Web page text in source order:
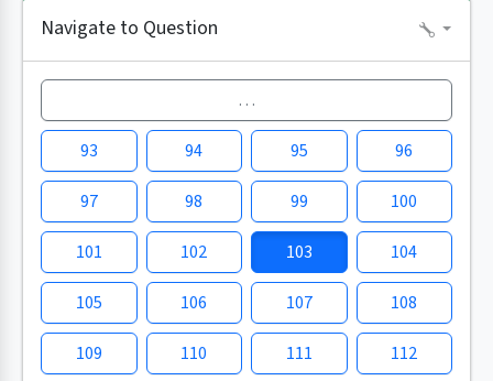
Navigate to Question
…
93 94 95 96
97 98 99 100
101 102 103 104
105 106 107 108
109 110 111 112